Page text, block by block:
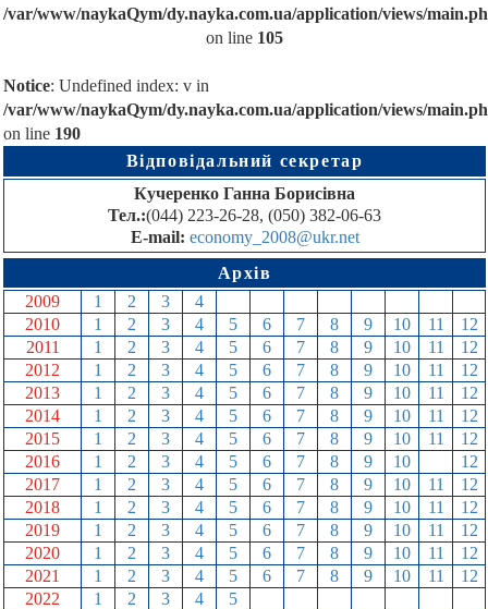
/var/www/naykaQym/dy.nayka.com.ua/application/views/
on line 105
Notice: Undefined index: v in
/var/www/naykaQym/dy.nayka.com.ua/application/views/
on line 190
Відповідальний секретар
Кучеренко Ганна Борисівна
Тел.:(044) 223-26-28, (050) 382-06-63
E-mail: economy_2008@ukr.net
Архів
2009
1 2 3 4
2010
1 2 3 4 5 6 7 8 9 10 11
12
2011
1 2 3 4 5 6 7 8 9 10 11
12
2012
1 2 3 4 5 6 7 8 9 10 11
12
2013
1 2 3 4 5 6 7 8 9 10 11
12
2014
1 2 3 4 5 6 7 8 9 10 11
12
2015
1 2 3 4 5 6 7 8 9 10 11
12
2016
1 2 3 4 5 6 7 8 9 10
12
2017
1 2 3 4 5 6 7 8 9 10 11
12
2018
1 2 3 4 5 6 7 8 9 10 11
12
2019
1 2 3 4 5 6 7 8 9 10 11
12
2020
1 2 3 4 5 6 7 8 9 10 11
12
2021
1 2 3 4 5 6 7 8 9 10 11
12
2022
1 2 3 4 5